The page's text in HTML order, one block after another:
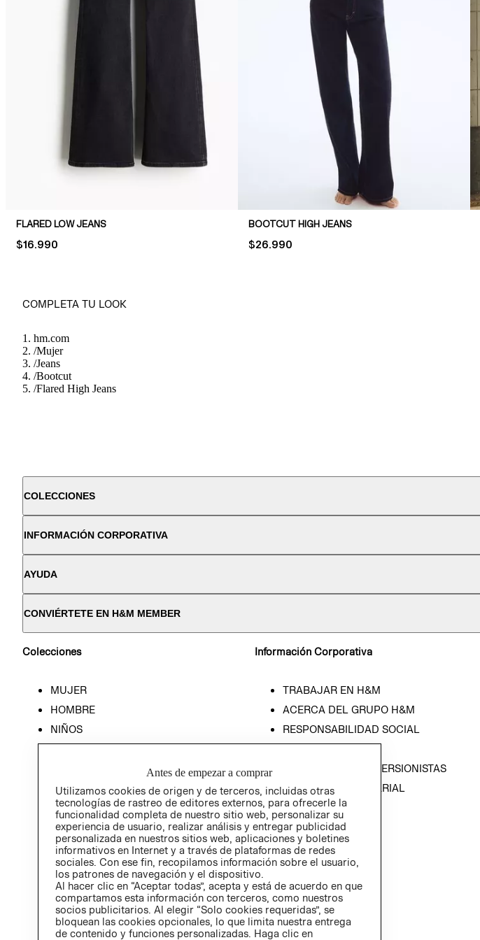
FLARED LOW JEANS
PRICE:
$16.990
BOOTCUT HIGH JEANS
PRICE:
$26.990
COMPLETA TU LOOK
hm.com
/Mujer
/Jeans
/Bootcut
/Flared High Jeans
COLECCIONES
INFORMACIÓN CORPORATIVA
AYUDA
CONVIÉRTETE EN H&M MEMBER
Colecciones
MUJER
HOMBRE
NIÑOS
Información Corporativa
TRABAJAR EN H&M
ACERCA DEL GRUPO H&M
RESPONSABILIDAD SOCIAL
RELACIÓN CON INVERSIONISTAS
POLÍTICA EMPRESARIAL
Antes de empezar a comprar
Utilizamos cookies de origen y de terceros, incluidas otras
tecnologías de rastreo de editores externos, para ofrecerle la
funcionalidad completa de nuestro sitio web, personalizar su
experiencia de usuario, realizar análisis y entregar publicidad
personalizada en nuestros sitios web, aplicaciones y boletines
informativos en Internet y a través de plataformas de redes
sociales. Con ese fin, recopilamos información sobre el usuario,
los patrones de navegación y el dispositivo.
Al hacer clic en “Aceptar todas”, acepta y está de acuerdo en que
compartamos esta información con terceros, como nuestros
socios publicitarios. Al elegir “Solo cookies requeridas”, se
bloquean las cookies opcionales, lo que limita nuestra entrega
de contenido y funciones personalizadas. Haga clic en